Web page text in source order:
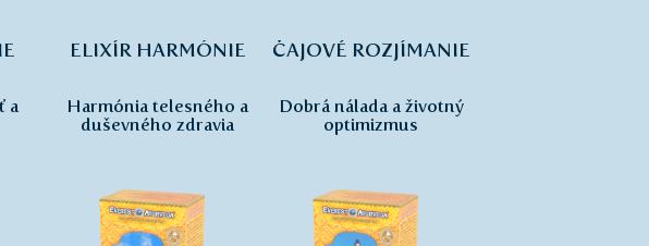
a
ELIXÍR HARMÓNIE
Harmónia telesného a
duševného zdravia
ČAJOVÉ ROZJÍMANIE
Dobrá nálada a životný
optimizmus